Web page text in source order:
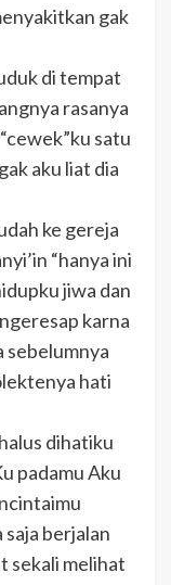
gak
di tempat
rasanya
satu
aku liat dia
ke gereja
“hanya ini
jiwa dan
karna
sebelumnya
hati
dihatiku
padamu Aku
berjalan
sekali melihat